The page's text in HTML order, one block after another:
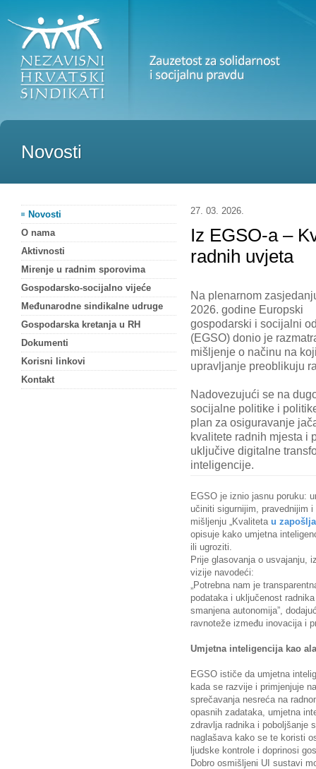
Novosti
27. 03. 2026.
Iz EGSO-a –
radnih uvjeta
Na plenarnom
2026. godine Europski
gospodarski i socijalni
(EGSO) donio je
mišljenje o načinu na
upravljanje preoblikuju
Nadovezujući se na
socijalne politike i
plan za osiguravanje
kvalitete radnih mjesta i
uključive digitalne
inteligencije.
EGSO je iznio jasnu poruku:
učiniti sigurnijim, pravednijim
mišljenju „Kvaliteta u
opisuje kako umjetna
ili ugroziti.
Prije glasovanja o usvajanju,
vizije navodeći:
„Potrebna nam je
podataka i uključenost
smanjena autonomija”,
ravnoteže između inovacija i
Umjetna inteligencija kao
EGSO ističe da umjetna
kada se razvije i primjenjuje
sprečavanja nesreća na
opasnih zadataka, umjetna
zdravlja radnika i poboljšanje
naglašava kako se te koristi
ljudske kontrole i doprinosi
Dobro osmišljeni UI sustavi
Novosti
O nama
Aktivnosti
Mirenje u radnim sporovima
Gospodarsko-socijalno vijeće
Međunarodne sindikalne udruge
Gospodarska kretanja u RH
Dokumenti
Korisni linkovi
Kontakt